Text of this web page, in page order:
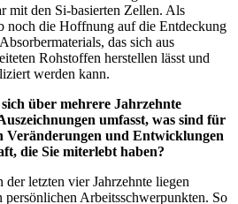
mit den Si-basierten Zellen. Als
noch die Hoffnung auf die Entdeckung
das sich aus
Rohstoffen herstellen lässt und
werden kann.
über mehrere Jahrzehnte
umfasst, was sind für
Veränderungen und Entwicklungen
die Sie miterlebt haben?
letzten vier Jahrzehnte liegen
persönlichen Arbeitsschwerpunkten. So